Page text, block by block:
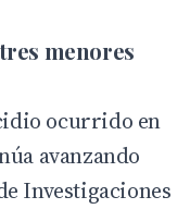
menores
ocurrido en
avanzando
Investigaciones